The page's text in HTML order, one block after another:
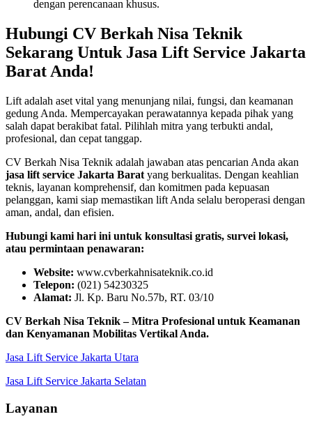
dengan perencanaan khusus.
Hubungi CV Berkah Nisa Teknik
Sekarang Untuk Jasa Lift Service Jakarta
Barat Anda!
Lift adalah aset vital yang menunjang nilai, fungsi, dan keamanan
gedung Anda. Mempercayakan perawatannya kepada pihak yang
salah dapat berakibat fatal. Pilihlah mitra yang terbukti andal,
profesional, dan cepat tanggap.
CV Berkah Nisa Teknik adalah jawaban atas pencarian Anda akan
jasa lift service Jakarta Barat yang berkualitas. Dengan keahlian
teknis, layanan komprehensif, dan komitmen pada kepuasan
pelanggan, kami siap memastikan lift Anda selalu beroperasi dengan
aman, andal, dan efisien.
Hubungi kami hari ini untuk konsultasi gratis, survei lokasi,
atau permintaan penawaran:
Website: www.cvberkahnisateknik.co.id
Telepon: (021) 54230325
Alamat: Jl. Kp. Baru No.57b, RT. 03/10
CV Berkah Nisa Teknik – Mitra Profesional untuk Keamanan
dan Kenyamanan Mobilitas Vertikal Anda.
Jasa Lift Service Jakarta Utara
Jasa Lift Service Jakarta Selatan
Layanan